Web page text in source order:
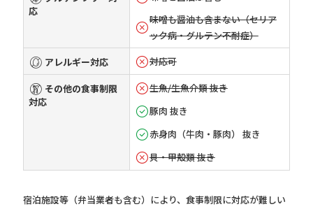
応
味噌も醤油も含まない（セリア
ック病・グルテン不耐症）
アレルギー対応
対応可
その他の食事制限
対応
生魚/生魚介類 抜き
豚肉 抜き
赤身肉（牛肉・豚肉） 抜き
貝・甲殻類 抜き
宿泊施設等（弁当業者も含む）により、食事制限に対応が難しい